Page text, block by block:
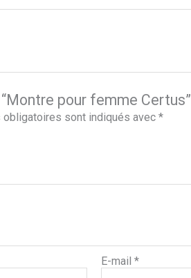
pour femme Certus”
obligatoires sont indiqués avec*
E-mail*